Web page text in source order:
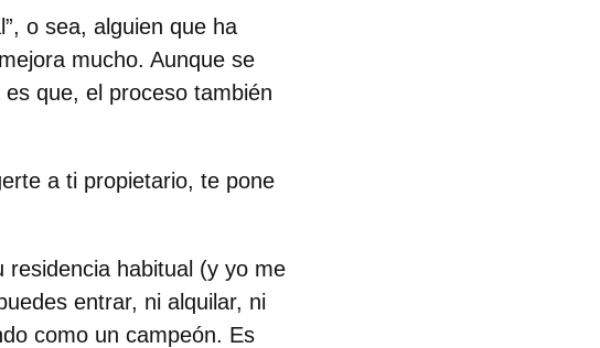
o sea, alguien que ha
mucho. Aunque se
que, el proceso también
a ti propietario, te pone
residencia habitual (y yo me
entrar, ni alquilar, ni
como un campeón. Es